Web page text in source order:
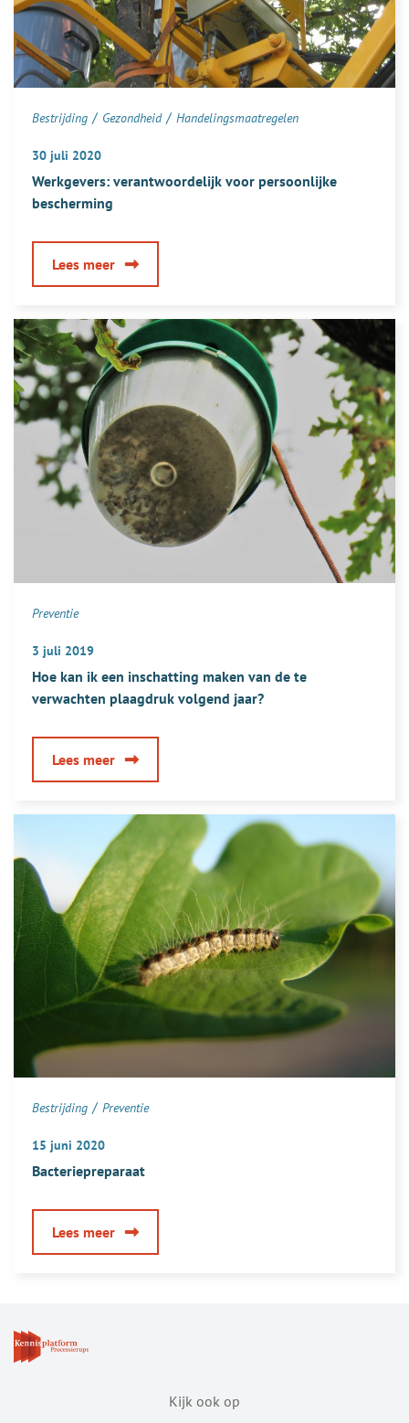
Bestrijding / Gezondheid / Handelingsmaatregelen
30 juli 2020
Werkgevers: verantwoordelijk voor persoonlijke
bescherming
Lees meerover
Werkgevers:
voor
persoonlijke
bescherming
Preventie
3 juli 2019
Hoe kan ik een inschatting maken van de te
verwachten plaagdruk volgend jaar?
Lees meerover
Hoe
ik
een
inschatting
maken
van
de
te
verwachten
plaagdruk
jaar?
Bestrijding / Preventie
15 juni 2020
Bacteriepreparaat
Lees meerover
Bacteriepreparaat
Kijk ook op